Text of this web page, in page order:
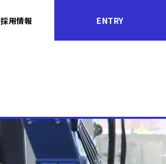
採用情報 ENTRY